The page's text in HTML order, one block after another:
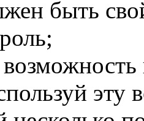
быть
эту